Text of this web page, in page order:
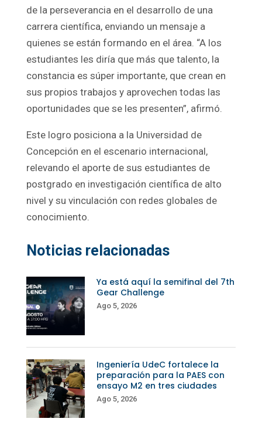
de la perseverancia en el desarrollo de una
carrera científica, enviando un mensaje a
quienes se están formando en el área. “A los
estudiantes les diría que más que talento, la
constancia es súper importante, que crean en
sus propios trabajos y aprovechen todas las
oportunidades que se les presenten”, afirmó.
Este logro posiciona a la Universidad de
Concepción en el escenario internacional,
relevando el aporte de sus estudiantes de
postgrado en investigación científica de alto
nivel y su vinculación con redes globales de
conocimiento.
Noticias relacionadas
Ya está aquí la semifinal del 7th
Gear Challenge
Ago 5, 2026
Ingeniería UdeC fortalece la
preparación para la PAES con
ensayo M2 en tres ciudades
Ago 5, 2026